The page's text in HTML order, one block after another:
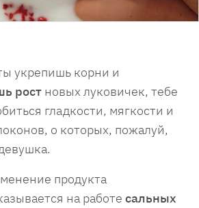
укрепишь корни и
рост новых луковичек, тебе
гладкости, мягкости и
о которых, пожалуй,
продукта
на работе сальных